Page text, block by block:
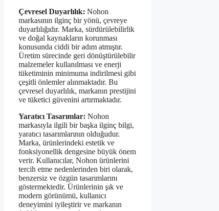
Çevresel Duyarlılık: Nohon
markasının ilginç bir yönü, çevreye
duyarlılığıdır. Marka, sürdürülebilirlik
ve doğal kaynakların korunması
konusunda ciddi bir adım atmıştır.
Üretim sürecinde geri dönüştürülebilir
malzemeler kullanılması ve enerji
tüketiminin minimuma indirilmesi gibi
çeşitli önlemler alınmaktadır. Bu
çevresel duyarlılık, markanın prestijini
ve tüketici güvenini artırmaktadır.
Yaratıcı Tasarımlar: Nohon
markasıyla ilgili bir başka ilginç bilgi,
yaratıcı tasarımlarının olduğudur.
Marka, ürünlerindeki estetik ve
fonksiyonellik dengesine büyük önem
verir. Kullanıcılar, Nohon ürünlerini
tercih etme nedenlerinden biri olarak,
benzersiz ve özgün tasarımlarını
göstermektedir. Ürünlerinin şık ve
modern görünümü, kullanıcı
deneyimini iyileştirir ve markanın